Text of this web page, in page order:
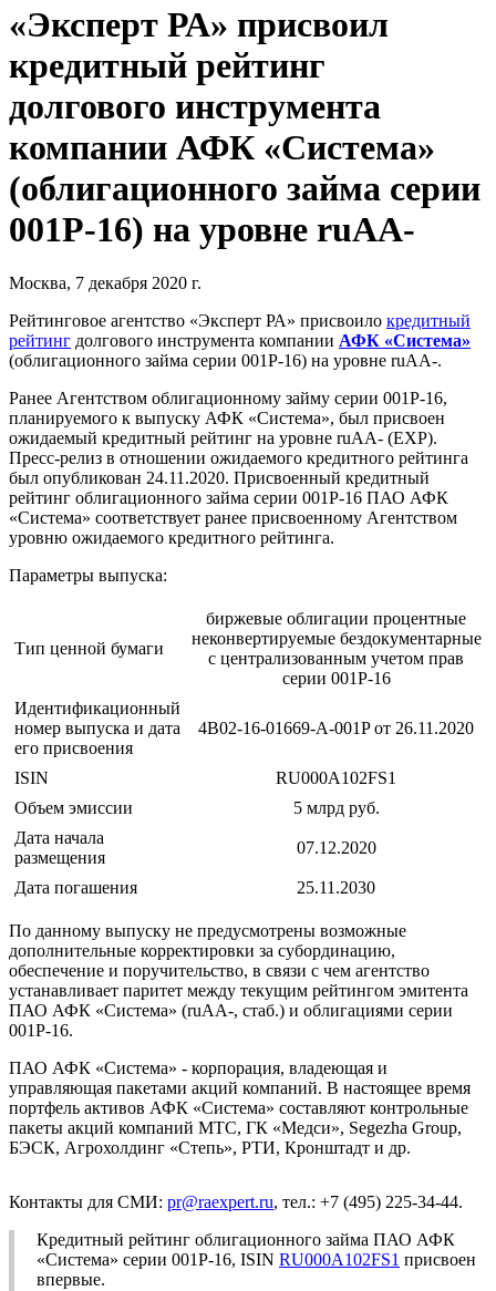
«Эксперт РА» присвоил
кредитный рейтинг
долгового инструмента
компании АФК «Система»
(облигационного займа серии
001P-16) на уровне ruАA-
Москва, 7 декабря 2020 г.
Рейтинговое агентство «Эксперт РА» присвоило кредитный
рейтинг долгового инструмента компании АФК «Система»
(облигационного займа серии 001P-16) на уровне ruAA-.
Ранее Агентством облигационному займу серии 001P-16,
планируемого к выпуску АФК «Система», был присвоен
ожидаемый кредитный рейтинг на уровне ruAА- (EXP).
Пресс-релиз в отношении ожидаемого кредитного рейтинга
был опубликован 24.11.2020. Присвоенный кредитный
рейтинг облигационного займа серии 001P-16 ПАО АФК
«Система» соответствует ранее присвоенному Агентством
уровню ожидаемого кредитного рейтинга.
Параметры выпуска:
Тип ценной бумаги
биржевые облигации процентные
неконвертируемые бездокументарные
с централизованным учетом прав
серии 001P-16
Идентификационный
номер выпуска и дата
его присвоения
4B02-16-01669-A-001P от 26.11.2020
ISIN
RU000A102FS1
Объем эмиссии
5 млрд руб.
Дата начала
размещения
07.12.2020
Дата погашения 25.11.2030
По данному выпуску не предусмотрены возможные
дополнительные корректировки за субординацию,
обеспечение и поручительство, в связи с чем агентство
устанавливает паритет между текущим рейтингом эмитента
ПАО АФК «Система» (ruAA-, стаб.) и облигациями серии
001Р-16.
ПАО АФК «Система» - корпорация, владеющая и
управляющая пакетами акций компаний. В настоящее время
портфель активов АФК «Система» составляют контрольные
пакеты акций компаний МТС, ГК «Медси», Segezha Group,
БЭСК, Агрохолдинг «Степь», РТИ, Кронштадт и др.
Контакты для СМИ: pr@raexpert.ru, тел.: +7 (495) 225-34-44.
Кредитный рейтинг облигационного займа ПАО АФК
«Система» серии 001P-16, ISIN RU000A102FS1 присвоен
впервые.